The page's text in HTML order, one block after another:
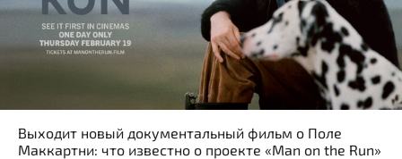
Выходит новый документальный фильм о Поле
Маккартни: что известно о проекте «Man on the Run»